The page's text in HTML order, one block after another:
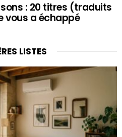
: 20 titres (traduits
vous a échappé
LISTES